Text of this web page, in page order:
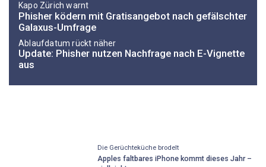
Kapo Zürich warnt
Phisher ködern mit Gratisangebot nach gefälschter
Galaxus-Umfrage
Ablaufdatum rückt näher
Update: Phisher nutzen Nachfrage nach E-Vignette
aus
Die Gerüchteküche brodelt
Apples faltbares iPhone kommt dieses Jahr –